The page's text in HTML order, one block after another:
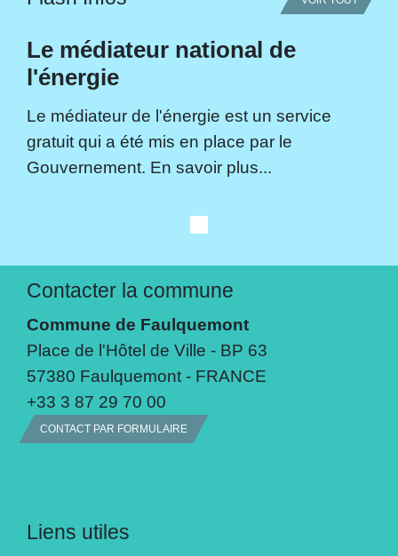
Le médiateur national de
l'énergie
Le médiateur de l'énergie est un service
gratuit qui a été mis en place par le
Gouvernement. En savoir plus...
Contacter la commune
Commune de Faulquemont
Place de l'Hôtel de Ville - BP 63
57380 Faulquemont - FRANCE
+33 3 87 29 70 00
CONTACT PAR FORMULAIRE
Liens utiles